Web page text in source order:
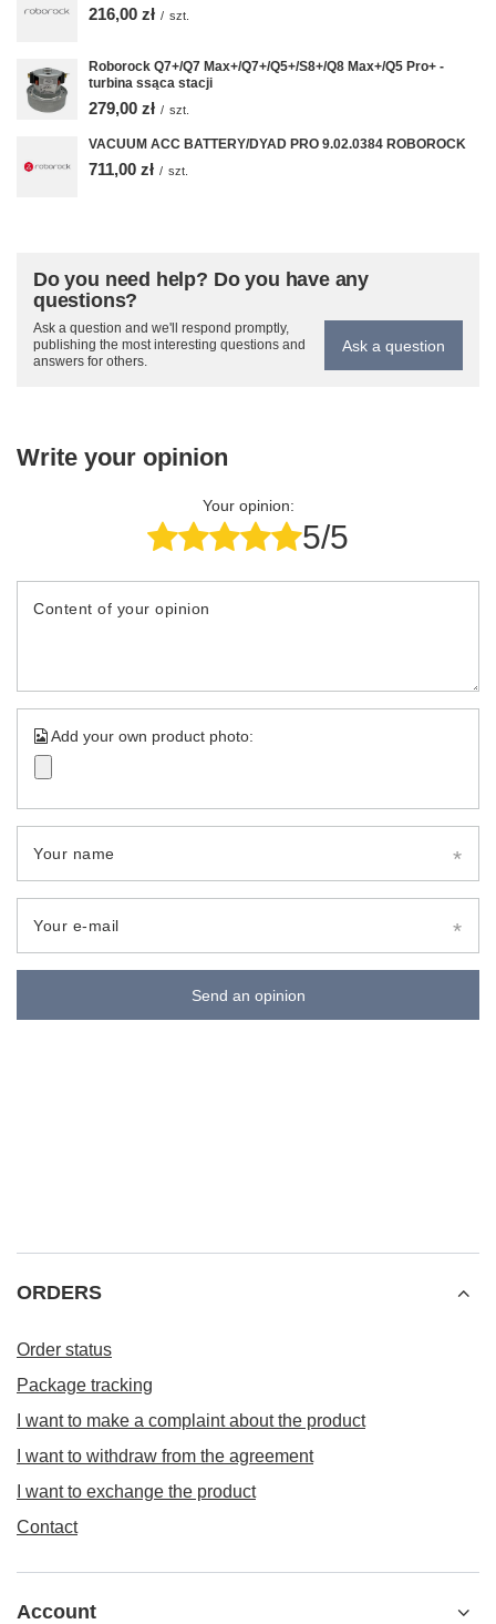
216,00 zł / szt.
Roborock Q7+/Q7 Max+/Q7+/Q5+/S8+/Q8 Max+/Q5 Pro+ -
turbina ssąca stacji
279,00 zł / szt.
VACUUM ACC BATTERY/DYAD PRO 9.02.0384 ROBOROCK
711,00 zł / szt.
Do you need help? Do you have any
questions?
Ask a question and we'll respond promptly,
publishing the most interesting questions and
answers for others.
Ask a question
Write your opinion
Your opinion:
5/5
Content of your opinion
Add your own product photo:
Your name
Your e-mail
Send an opinion
ORDERS
Order status
Package tracking
I want to make a complaint about the product
I want to withdraw from the agreement
I want to exchange the product
Contact
Account